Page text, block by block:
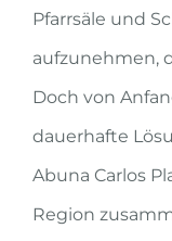
Pfarrsäle und
aufzunehmen,
Doch von
dauerhafte
Abuna Carlos
Region